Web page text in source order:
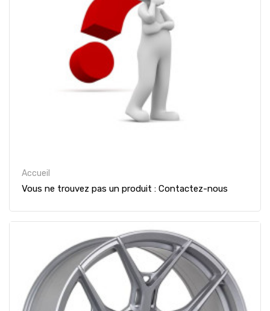
Accueil
Vous ne trouvez pas un produit : Contactez-nous